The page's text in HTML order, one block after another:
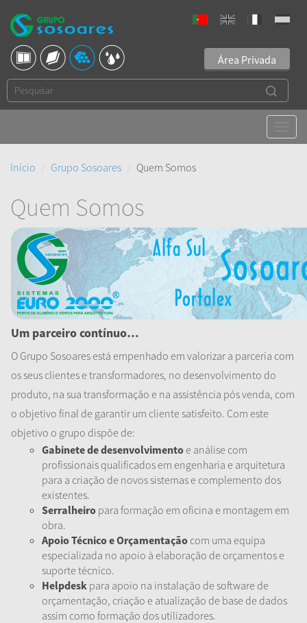
Área Privada
Início Grupo Sosoares Quem Somos
Quem Somos
Um parceiro contínuo…
O Grupo Sosoares está empenhado em valorizar a parceria com
os seus clientes e transformadores, no desenvolvimento do
produto, na sua transformação e na assistência pós venda, com
o objetivo final de garantir um cliente satisfeito. Com este
objetivo o grupo dispõe de:
Gabinete de desenvolvimento e análise com
profissionais qualificados em engenharia e arquitetura
para a criação de novos sistemas e complemento dos
existentes.
Serralheiro para formação em oficina e montagem em
obra.
Apoio Técnico e Orçamentação com uma equipa
especializada no apoio à elaboração de orçamentos e
suporte técnico.
Helpdesk para apoio na instalação de software de
orçamentação, criação e atualização de base de dados
assim como formação dos utilizadores.